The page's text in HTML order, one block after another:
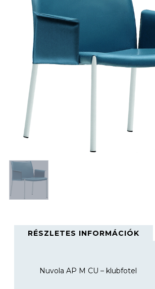
RÉSZLETES INFORMÁCIÓK
Nuvola AP M CU – klubfotel